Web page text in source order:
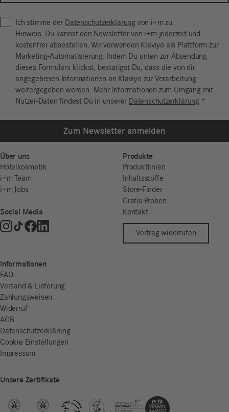
Ich stimme der Datenschutzerklärung von i+m zu.
Hinweis: Du kannst den Newsletter von i+m jederzeit und
kostenfrei abbestellen. Wir verwenden Klaviyo als Plattform zur
Marketing-Automatisierung. Indem Du unten zur Absendung
dieses Formulars klickst, bestätigst Du, dass die von dir
angegebenen Informationen an Klaviyo zur Verarbeitung
weitergegeben werden. Mehr Informationen zum Umgang mit
Nutzer-Daten findest Du in unserer Datenschutzerklärung*
Zum Newsletter anmelden
Über uns
Hotelkosmetik
i+m Team
i+m Jobs
Social Media
Produkte
Produktlinien
Inhaltsstoffe
Store-Finder
Gratis-Proben
Kontakt
Vertrag widerrufen
Informationen
FAQ
Versand & Lieferung
Zahlungsweisen
Widerruf
AGB
Datenschutzerklärung
Cookie Einstellungen
Impressum
Unsere Zertifikate